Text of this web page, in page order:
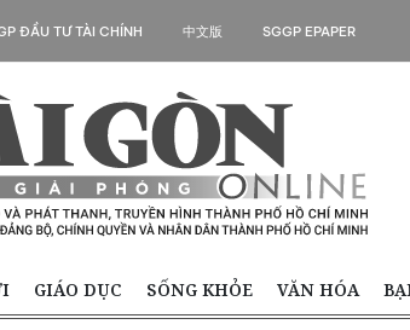
ĐẦU TƯ TÀI CHÍNH 中文版 SGGP EPAPER
GIÁO DỤC SỐNG KHỎE VĂN HÓA